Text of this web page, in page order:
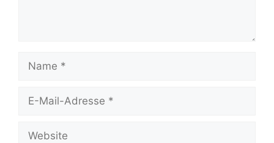
Name
Website